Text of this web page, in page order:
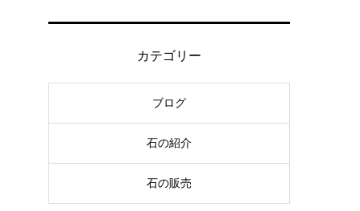
カテゴリー
ブログ
石の紹介
石の販売